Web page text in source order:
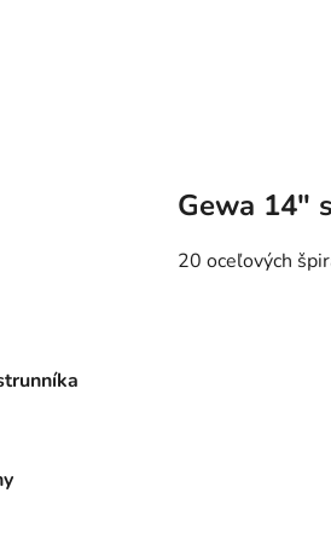
Gewa 14"
20 oceľových